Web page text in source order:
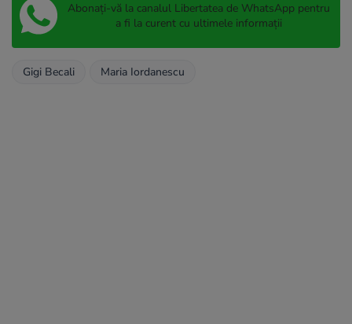
Abonați-vă la canalul Libertatea de WhatsApp pentru
a fi la curent cu ultimele informații
Gigi Becali Maria Iordanescu